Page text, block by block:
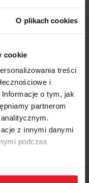
O plikach cookies
cookie
treści
i
o tym, jak
partnerom
z innymi danymi
podczas